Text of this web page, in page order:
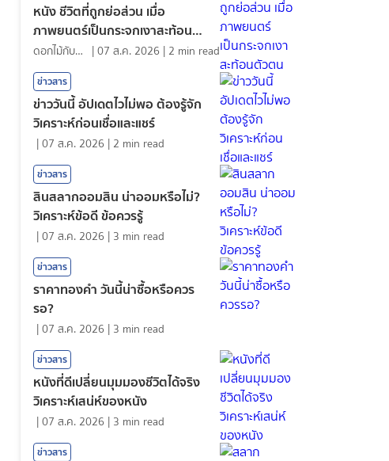
หนัง ชีวิตที่ถูกย่อส่วน เมื่อ
ภาพยนตร์เป็นกระจกเงาสะท้อนตัว
ตน
ดอกไม้กับสายน้ำ |07 ส.ค. 2026 | 2 min read
ข่าวสาร
ข่าววันนี้ อัปเดตไวไม่พอ ต้องรู้จัก
วิเคราะห์ก่อนเชื่อและแชร์
|07 ส.ค. 2026 | 2 min read
ข่าวสาร
สินสลากออมสิน น่าออมหรือไม่?
วิเคราะห์ข้อดี ข้อควรรู้
|07 ส.ค. 2026 | 3 min read
ข่าวสาร
ราคาทองคํา วันนี้น่าซื้อหรือควร
รอ?
|07 ส.ค. 2026 | 3 min read
ข่าวสาร
หนังที่ดีเปลี่ยนมุมมองชีวิตได้จริง
วิเคราะห์เสน่ห์ของหนัง
|07 ส.ค. 2026 | 3 min read
ข่าวสาร